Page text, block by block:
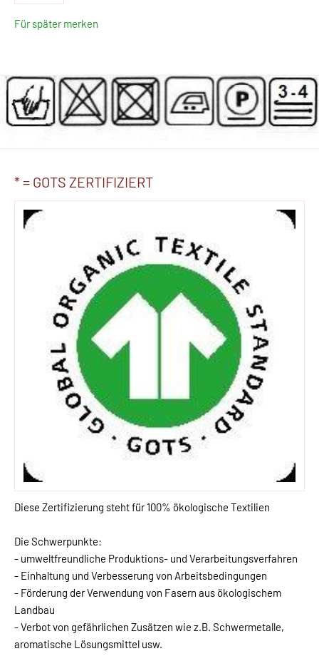
Für später merken
* = GOTS ZERTIFIZIERT
Diese Zertifizierung steht für 100% ökologische Textilien
Die Schwerpunkte:
- umweltfreundliche Produktions- und Verarbeitungsverfahren
- Einhaltung und Verbesserung von Arbeitsbedingungen
- Förderung der Verwendung von Fasern aus ökologischem
Landbau
- Verbot von gefährlichen Zusätzen wie z.B. Schwermetalle,
aromatische Lösungsmittel usw.